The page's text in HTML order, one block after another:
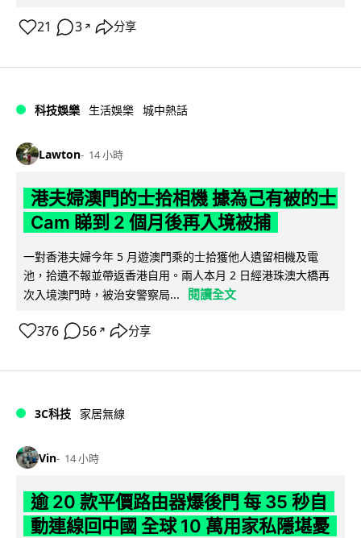
21 3 ↗ 分享
科技娛樂 生活娛樂 城中熱話
Lawton 14 小時
港夫婦澳門的士拾相機 據為己有被的士
Cam 睇到 2 個月後再入境被捕
一對香港夫婦今年 5 月遊澳門乘的士拾獲他人遺留相機及電
池，拾遺不報並帶返香港自用。兩人本月 2 日經港珠澳大橋再
次入境澳門時，被治安警察局...
閱讀全文
376 56 ↗ 分享
3C科技 家居無線
Vin 14 小時
逾 20 款平價路由器爆後門 每 35 秒自
動連線回中國 全球 10 萬用家私隱堪憂